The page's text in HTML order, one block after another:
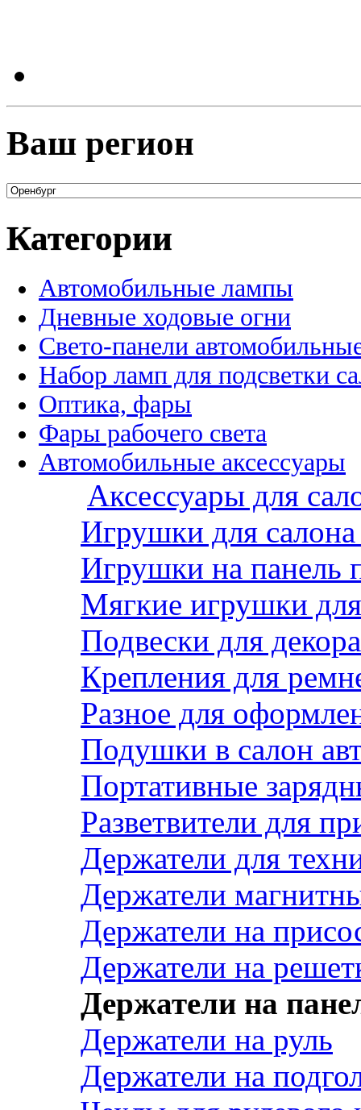
Ваш регион
Категории
Автомобильные лампы
Дневные ходовые огни
Свето-панели
Набор ламп для подсветки
Оптика, фары
Фары рабочего света
Автомобильные аксессуары
Аксессуары для
Игрушки для
Игрушки на панель
Мягкие игрушки
Подвески для декора
Крепления для
Разное для
Подушки в салон
Портативные
Разветвители для
Держатели для
Держатели
Держатели на
Держатели на
Держатели на
Держатели на руль
Держатели на